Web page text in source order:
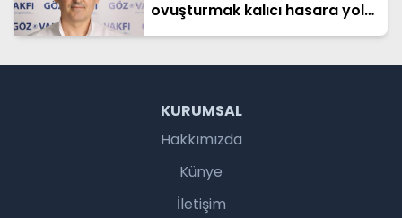
ovuşturmak kalıcı hasara yol
açabilir!
KURUMSAL
Hakkımızda
Künye
İletişim